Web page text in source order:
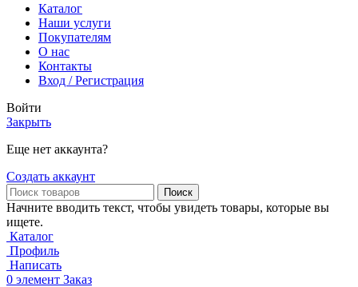
Каталог
Наши услуги
Покупателям
О нас
Контакты
Вход / Регистрация
Войти
Закрыть
Еще нет аккаунта?
Создать аккаунт
Поиск
Начните вводить текст, чтобы увидеть товары, которые вы
ищете.
Каталог
Профиль
Написать
0 элемент Заказ